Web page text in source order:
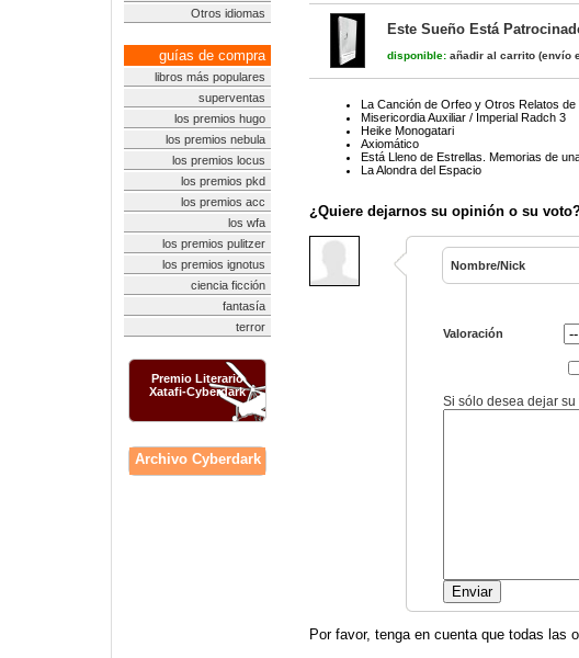
Otros idiomas
guías de compra
libros más populares
superventas
los premios hugo
los premios nebula
los premios locus
los premios pkd
los premios acc
los wfa
los premios pulitzer
los premios ignotus
ciencia ficción
fantasía
terror
Premio Literario
Xatafi-Cyberdark
Archivo Cyberdark
Este Sueño Está
disponible: añadir al carrito (envío
La Canción de Orfeo y Otros Relatos de
Misericordia Auxiliar / Imperial Radch 3
Heike Monogatari
Axiomático
Está Lleno de Estrellas. Memorias de
La Alondra del Espacio
¿Quiere dejarnos su opinión o su
Nombre/Nick
Valoración
Si sólo desea dejar
Por favor, tenga en cuenta que todas las